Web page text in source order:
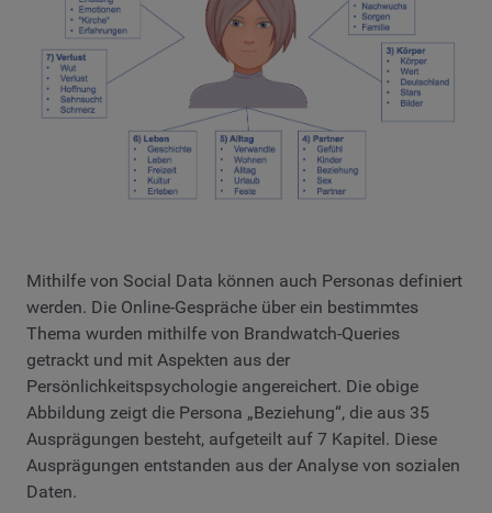
Mithilfe von Social Data können auch Personas definiert
werden. Die Online-Gespräche über ein bestimmtes
Thema wurden mithilfe von Brandwatch-Queries
getrackt und mit Aspekten aus der
Persönlichkeitspsychologie angereichert. Die obige
Abbildung zeigt die Persona „Beziehung“, die aus 35
Ausprägungen besteht, aufgeteilt auf 7 Kapitel. Diese
Ausprägungen entstanden aus der Analyse von sozialen
Daten.